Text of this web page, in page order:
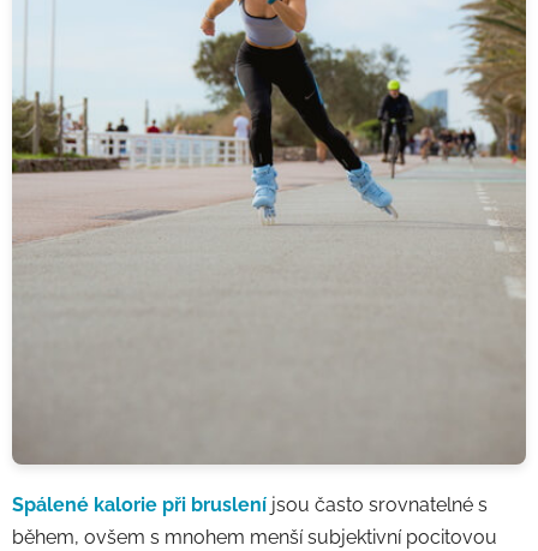
Spálené kalorie při bruslení jsou často srovnatelné s
během, ovšem s mnohem menší subjektivní pocitovou